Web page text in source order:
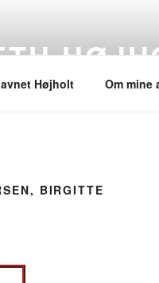
Højholt Om mine
BIRGITTE